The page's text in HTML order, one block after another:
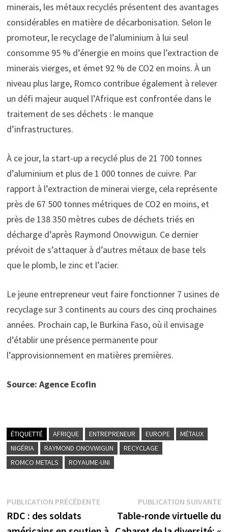
minerais, les métaux recyclés présentent des avantages
considérables en matière de décarbonisation. Selon le
promoteur, le recyclage de l’aluminium à lui seul
consomme 95 % d’énergie en moins que l’extraction de
minerais vierges, et émet 92 % de CO2 en moins. À un
niveau plus large, Romco contribue également à relever
un défi majeur auquel l’Afrique est confrontée dans le
traitement de ses déchets : le manque
d’infrastructures.
À ce jour, la start-up a recyclé plus de 21 700 tonnes
d’aluminium et plus de 1 000 tonnes de cuivre. Par
rapport à l’extraction de minerai vierge, cela représente
près de 67 500 tonnes métriques de CO2 en moins, et
près de 138 350 mètres cubes de déchets triés en
décharge d’après Raymond Onovwigun. Ce dernier
prévoit de s’attaquer à d’autres métaux de base tels
que le plomb, le zinc et l’acier.
Le jeune entrepreneur veut faire fonctionner 7 usines de
recyclage sur 3 continents au cours des cinq prochaines
années. Prochain cap, le Burkina Faso, où il envisage
d’établir une présence permanente pour
l’approvisionnement en matières premières.
Source: Agence Ecofin
ÉTIQUETTÉ AFRIQUE ENTREPRENEUR EUROPE
MÉTAUX
NIGÉRIA
RAYMOND ONOVWIGUN
RECYCLAGE
ROMCO METALS
ROYAUME-UNI
Navigation
de
PUBLICATION PRÉCÉDENTEPublication
précédente :
RDC : des soldats
PUBLICATION SUIVANTE
Table-ronde virtuelle du